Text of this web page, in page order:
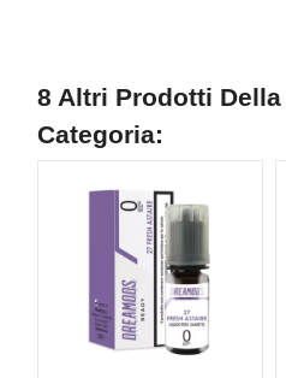
8 Altri Prodotti
Categoria: